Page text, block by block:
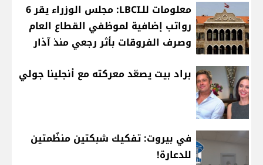
معلومات للـLBCI: مجلس الوزراء يقر 6
رواتب إضافية لموظفي القطاع العام
وصرف الفروقات بأثر رجعي منذ آذار
براد بيت يصعّد معركته مع أنجلينا جولي
في بيروت: تفكيك شبكتين منظّمتين
للدعارة!